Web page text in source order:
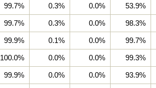
99.7% 0.3% 0.0% 53.9%
99.7% 0.3% 0.0% 98.3%
99.9% 0.1% 0.0% 99.7%
100.0% 0.0% 0.0% 99.3%
99.9% 0.0% 0.0% 93.9%